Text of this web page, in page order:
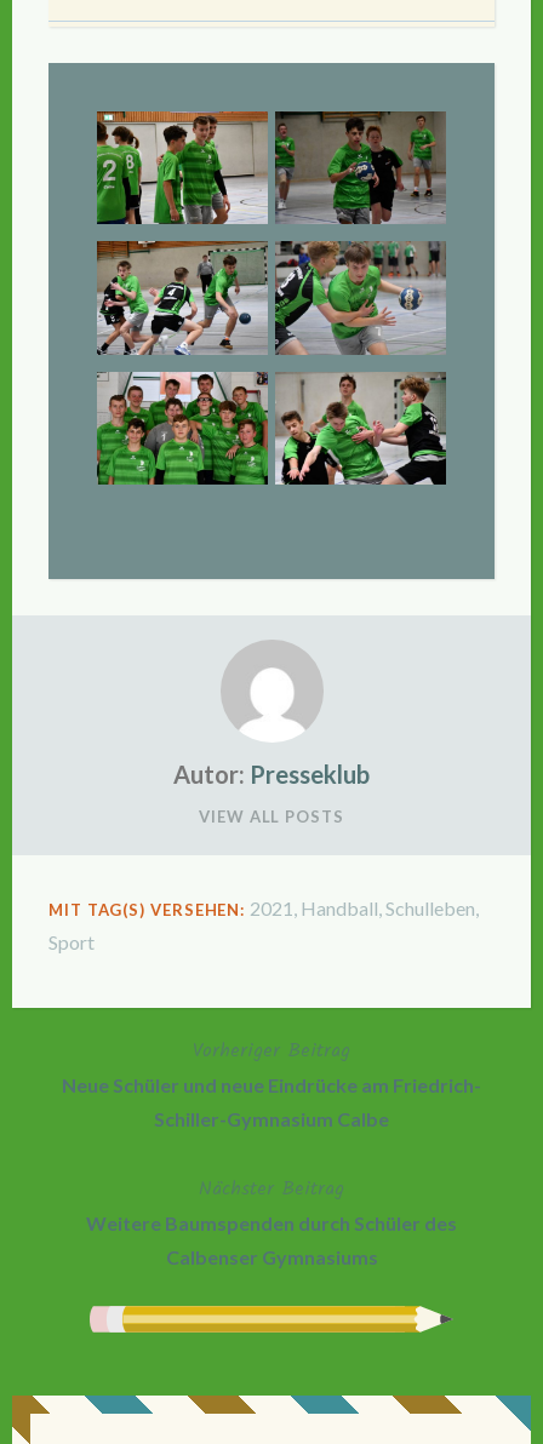
Autor: Presseklub
VIEW ALL POSTS
MIT TAG(S) VERSEHEN: 2021 Handball Schulleben
Sport
BeitragsnavigationVorheriger Beitrag
Neue Schüler und neue Eindrücke am Friedrich-
Schiller-Gymnasium Calbe
Nächster Beitrag
Weitere Baumspenden durch Schüler des
Calbenser Gymnasiums